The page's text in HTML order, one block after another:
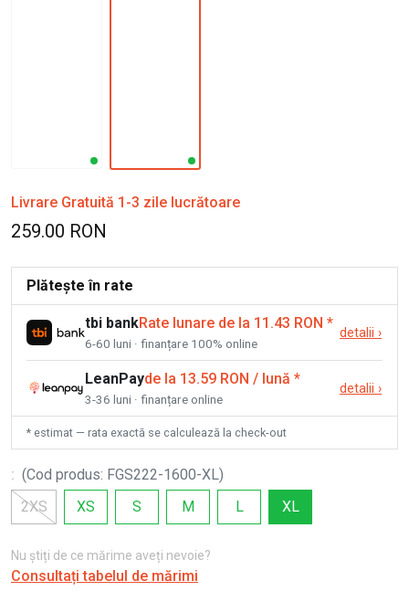
Livrare Gratuită 1-3 zile lucrătoare
259.00 RON
Plătește în rate
tbi bankRate lunare de la 11.43 RON *
6-60 luni · finanțare 100% online
detalii ›
LeanPayde la 13.59 RON / lună *
3-36 luni · finanțare online
detalii ›
* estimat — rata exactă se calculează la check-out
: (Cod produs: FGS222-1600-XL)
2XS
XS S M L XL
Nu știți de ce mărime aveți nevoie?
Consultați tabelul de mărimi